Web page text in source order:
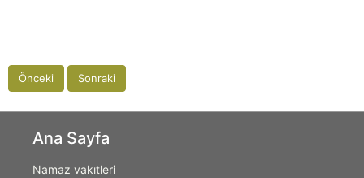
Önceki Sonraki
Ana Sayfa
Namaz vakıtleri